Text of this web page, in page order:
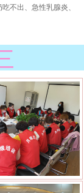
不出、急性乳腺炎、